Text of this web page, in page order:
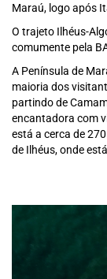
Maraú, logo após
O trajeto Ilhéus-
comumente pela
A Península de
maioria dos
partindo de
encantadora com
está a cerca de
de Ilhéus, onde